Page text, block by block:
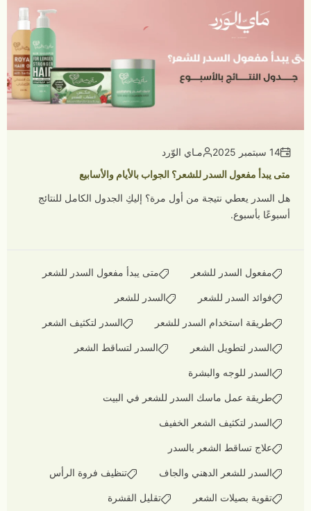
14 سبتمبر 2025
مـاي الوّرد
متى يبدأ مفعول السدر للشعر؟ الجواب بالأيام والأسابيع
هل السدر يعطي نتيجة من أول مرة؟ إليكِ الجدول الكامل للنتائج
أسبوعًا بأسبوع.
مفعول السدر للشعر متى يبدأ مفعول السدر للشعر
فوائد السدر للشعر السدر للشعر
طريقة استخدام السدر للشعر السدر لتكثيف الشعر
السدر لتطويل الشعر السدر لتساقط الشعر
السدر للوجه والبشرة
طريقة عمل ماسك السدر للشعر في البيت
السدر لتكثيف الشعر الخفيف
علاج تساقط الشعر بالسدر
السدر للشعر الدهني والجاف تنظيف فروة الرأس
تقوية بصيلات الشعر تقليل القشرة